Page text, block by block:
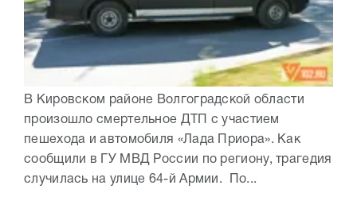
В Кировском районе Волгоградской области
произошло смертельное ДТП с участием
пешехода и автомобиля «Лада Приора». Как
сообщили в ГУ МВД России по региону, трагедия
случилась на улице 64-й Армии. По...